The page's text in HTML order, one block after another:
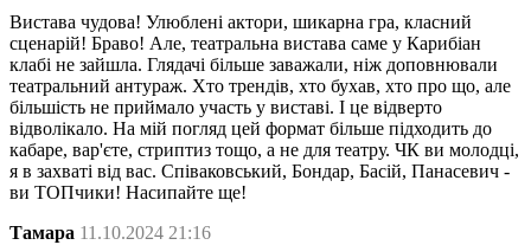
Вистава чудова! Улюблені актори, шикарна гра, класний
сценарій! Браво! Але, театральна вистава саме у Карибіан
клабі не зайшла. Глядачі більше заважали, ніж доповнювали
театральний антураж. Хто трендів, хто бухав, хто про що, але
більшість не приймало участь у виставі. І це відверто
відволікало. На мій погляд цей формат більше підходить до
кабаре, вар'єте, стриптиз тощо, а не для театру. ЧК ви молодці,
я в захваті від вас. Співаковський, Бондар, Басій, Панасевич -
ви ТОПчики! Насипайте ще!
Тамара 11.10.2024 21:16